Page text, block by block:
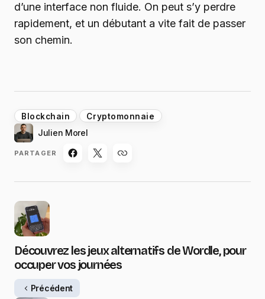
d’une interface non fluide. On peut s’y perdre
rapidement, et un débutant a vite fait de passer
son chemin.
Blockchain Cryptomonnaie
Julien Morel
PARTAGER
Découvrez les jeux alternatifs de Wordle, pour
occuper vos journées
Précédent